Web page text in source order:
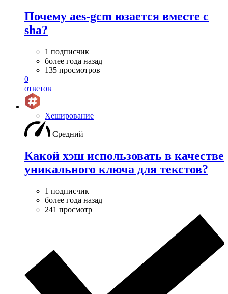
Почему aes-gcm юзается вместе с
sha?
1 подписчик
более года назад
135 просмотров
0
ответов
Хеширование
Средний
Какой хэш использовать в качестве
уникального ключа для текстов?
1 подписчик
более года назад
241 просмотр